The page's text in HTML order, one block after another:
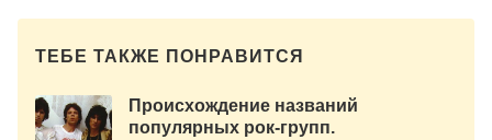
ТЕБЕ ТАКЖЕ ПОНРАВИТСЯ
Происхождение названий
популярных рок-групп.